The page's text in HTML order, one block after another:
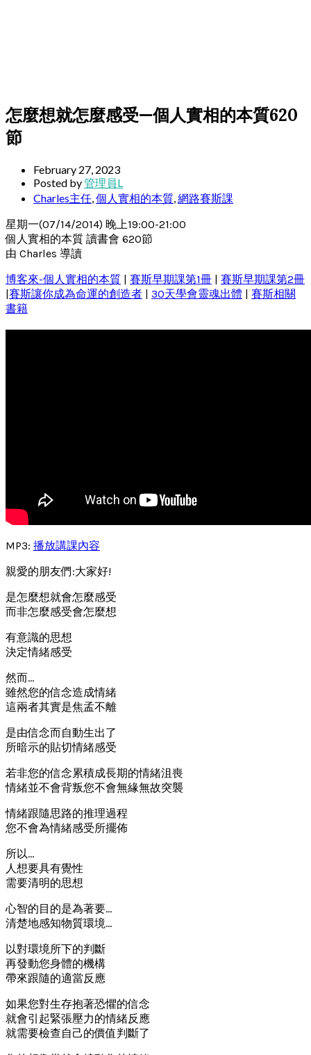
怎麼想就怎麼感受—個人實相的本質620
節
February 27, 2023
Posted by管理員L
Charles主任,個人實相的本質,網路賽斯課
星期一(07/14/2014) 晚上19:00-21:00
個人實相的本質 讀書會 620節
由 Charles 導讀
博客來-個人實相的本質
賽斯早期課第1冊
賽斯早期課第2冊
賽斯讓你成為命運的創造者 30天學會靈魂出體
賽斯相關
書籍
MP3: 播放講課內容
親愛的朋友們:大家好!
是怎麼想就會怎麼感受
而非怎麼感受會怎麼想
有意識的思想
決定情緒感受
然而…
雖然您的信念造成情緒
這兩者其實是焦孟不離
是由信念而自動生出了
所暗示的貼切情緒感受
若非您的信念累積成長期的情緒沮喪
情緒並不會背叛您不會無緣無故突襲
情緒跟隨思路的推理過程
您不會為情緒感受所擺佈
所以…
人想要具有覺性
需要清明的思想
心智的目的是為著要…
清楚地感知物質環境…
以對環境所下的判斷
再發動您身體的機構
帶來跟隨的適當反應
如果您對生存抱著恐懼的信念
就會引起緊張壓力的情緒反應
就需要檢查自己的價值判斷了